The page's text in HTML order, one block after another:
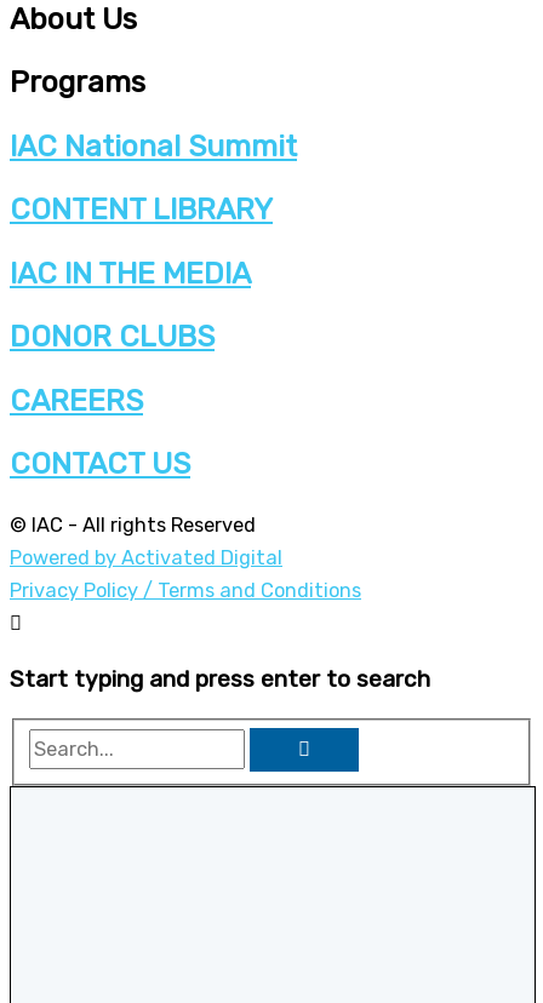
About Us
Programs
IAC National Summit
CONTENT LIBRARY
IAC IN THE MEDIA
DONOR CLUBS
CAREERS
CONTACT US
© IAC - All rights Reserved
Powered by Activated Digital
Privacy Policy / Terms and Conditions
Start typing and press enter to search